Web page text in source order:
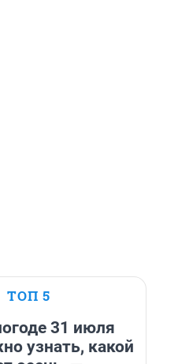
ТОП 5
31 июля
узнать, какой